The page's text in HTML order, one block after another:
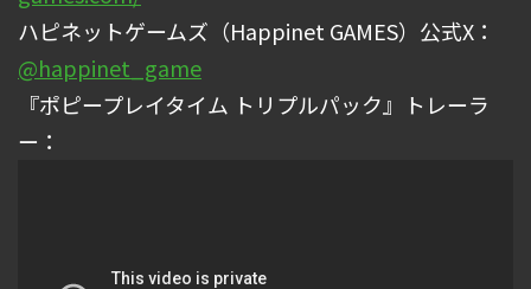
ハピネットゲームズ（Happinet GAMES）公式X：
@happinet_game
『ポピープレイタイム トリプルパック』トレーラ
ー：